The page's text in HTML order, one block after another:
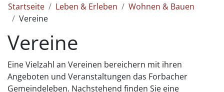
Startseite Leben & Erleben
Wohnen & Bauen
Vereine
Vereine
Eine Vielzahl an Vereinen bereichern mit ihren
Angeboten und Veranstaltungen das Forbacher
Gemeindeleben. Nachstehend finden Sie eine